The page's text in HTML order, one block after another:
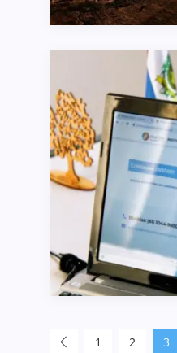
1 2 3